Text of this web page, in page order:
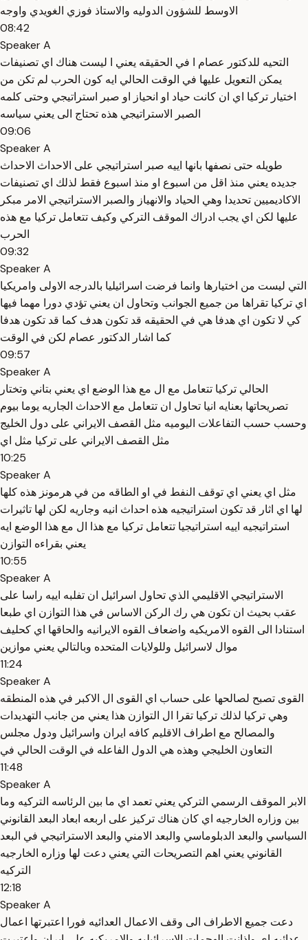
الاوسط للشؤون الدوليه والاستاذ فوزي الغويدي واوجه
08:42
Speaker A
التحيه للدكتور عصام ا في الحقيقه يعني ا ليست هناك اي تصنيفات
يمكن التعويل عليها في الوقت الحالي ايه كون الحرب لم تكن من
اختيار تركيا اي ان كانت حياد او انحياز او صبر استراتيجي وحتى كلمه
الصبر الاستراتيجي هذه تحتاج الى يعني سياسه
09:06
Speaker A
طويله حتى نصفها بانها اييه صبر استراتيجي على الاحداث الاحداث
جديده يعني منذ اقل من اسبوع او منذ اسبوع فقط لذلك اي تصنيفات
الاكاديميين تحديدا وهي الحياد والانهياز والصبر الاستراتيجي الامر مبكر
عليها لكن اي يجب ادراك الموقف التركي وكيف تتعامل تركيا مع هذه
الحرب
09:32
Speaker A
التي ليست من اختيارها وانما فرضت اسرائيليا بالدرجه الاولى وامريكيا
اي تركيا تقراها من جميع الجوانب وتحاول ان يعني تؤدي دورا مهما فيها
كي لا تكون اي هدفا هي في الحقيقه قد تكون هدف كما قد تكون هدفا
كما اشار الدكتور عصام لكن في الوقت
09:57
Speaker A
الحالي تركيا تتعامل مع ال مع هذا الوضع اي يعني بتاني وتختار
تصريحاتها بعنايه انيا تحاول ان تتعامل مع الاحداث الجاريه يوما بيوم
وحسب حسب التفاعلات اليوميه مثل القصف الايراني على دول الخليج
مثل القصف الايراني على تركيا مثل اي
10:25
Speaker A
مثل اي يعني اي توقف النفط في او الطاقه من في هرمونز هذه كلها
لها اي اثار قد تكون استراتيجيه هذه احداث انيه وجاريه لكن لها تاثيرات
استراتيجيه اييه استراتيجيا تتعامل تركيا مع هذا ال مع هذا الوضع ايه
يعني بقراءه التوازن
10:55
Speaker A
الاستراتيجي الاقليمي الذي تحاول اسرائيل ان تفلبه اييه راسا على
عقب بحيث ان تكون هي رك الركن الاساس في هذا التوازن اي طبعا
استنادا الى القوه الامريكيه واضعاف القوه الايرانيه والحاقها اي كحليف
موال لاسرائيل وللولايات المتحده وبالتالي يعني موازين
11:24
Speaker A
القوى تصبح لصالحها على حساب اي القوى ال الاكبر في هذه المنطقه
وهي تركيا لذلك تركيا تقرا ال التوازن هذا يعني من جانب التهديدات
والمصالح مع اطراف الاقليم كافه ايران واسرائيل ودول مجلس
التعاون الخليجي وهذه هي الدول الفاعله في الوقت الحالي في
11:48
Speaker A
الابر الموقف الرسمي التركي يعني تعمد اي ما بين الرئاسه التركيه وما
بين وزاره الخارجيه اي كان هناك تركيز على اربعه ابعاد البعد القانوني
السياسي والبعد الدبلوماسي والبعد الامني والبعد الاستراتيجي في البعد
القانوني يعني اهم التصريحات التي يعني دعت لها وزاره الخارجيه
التركيه
12:18
Speaker A
دعت جميع الاطراف الى وقف الاعمال العدائيه فورا اعتبرتها اعمال